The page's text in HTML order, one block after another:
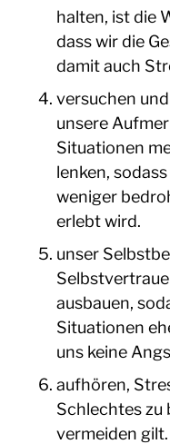
halten, ist die
dass wir die
damit auch
versuchen
unsere
Situationen
lenken,
weniger
erlebt wird.
unser
ausbauen,
Situationen
uns keine
aufhören,
Schlechtes zu
vermeiden